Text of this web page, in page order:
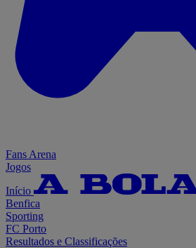
Fans Arena
Jogos
Início
Benfica
Sporting
FC Porto
Resultados e Classificações